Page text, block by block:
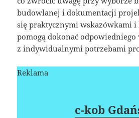
budowlanej i dokumentacji
się praktycznymi wskazówkami
pomogą dokonać
z indywidualnymi potrzebami
Reklama
c-kob